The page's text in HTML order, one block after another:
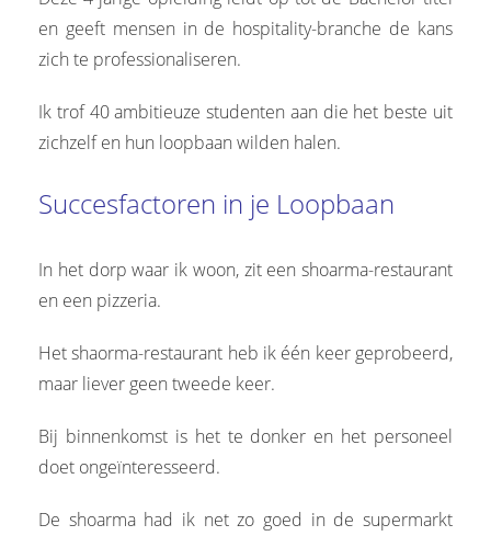
en geeft mensen in de hospitality-branche de kans
zich te professionaliseren.
Ik trof 40 ambitieuze studenten aan die het beste uit
zichzelf en hun loopbaan wilden halen.
Succesfactoren in je Loopbaan
In het dorp waar ik woon, zit een shoarma-restaurant
en een pizzeria.
Het shaorma-restaurant heb ik één keer geprobeerd,
maar liever geen tweede keer.
Bij binnenkomst is het te donker en het personeel
doet ongeïnteresseerd.
De shoarma had ik net zo goed in de supermarkt
website-